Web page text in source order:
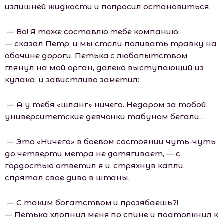
излишней жидкости и попросил остановиться.
— Во! Я тоже составлю тебе компанию,
— сказал Петр, и мы стали поливать травку на
обочине дороги. Петька с любопытством
глянул на мой орган, далеко выступающий из
кулака, и завистливо заметил:
— А у тебя «шланг» ничего. Недаром за тобой
университетские девчонки табуном бегали…
— Это «Ничего» в боевом состоянии чуть-чуть
до четверти метра не дотягивает, — с
гордостью ответил я и, стряхнув капли,
спрятал свое диво в штаны.
— С таким богатством и прозябаешь?!
— Петька хлопнул меня по спине и подтолкнул к